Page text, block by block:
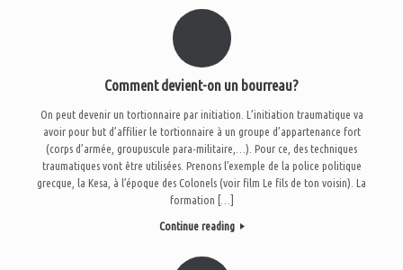
Comment devient-on un bourreau?
On peut devenir un tortionnaire par initiation. L’initiation traumatique va
avoir pour but d’affilier le tortionnaire à un groupe d’appartenance fort
(corps d’armée, groupuscule para-militaire,…). Pour ce, des techniques
traumatiques vont être utilisées. Prenons l’exemple de la police politique
grecque, la Kesa, à l’époque des Colonels (voir film Le fils de ton voisin). La
formation […]
Continue reading